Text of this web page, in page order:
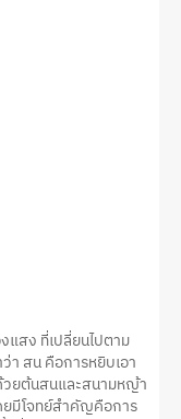
แสง ที่เปลี่ยนไปตาม
า สน คือการหยิบเอา
วยต้นสนและสนามหญ้า
ยมีโจทย์สําคัญคือการ